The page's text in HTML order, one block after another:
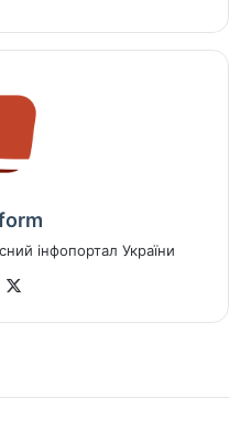
інфопортал України
Fa